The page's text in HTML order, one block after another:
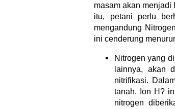
masam akan
itu, petani perlu
mengandung
ini cenderung
Nitrogen yang
lainnya, akan
nitrifikasi.
tanah. Ion H?
nitrogen